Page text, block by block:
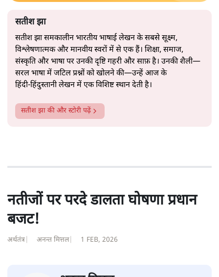
सतीश झा
सतीश झा समकालीन भारतीय भाषाई लेखन के सबसे सूक्ष्म,
विश्लेषणात्मक और मानवीय स्वरों में से एक हैं। शिक्षा, समाज,
संस्कृति और भाषा पर उनकी दृष्टि गहरी और साफ़ है। उनकी शैली—
सरल भाषा में जटिल प्रश्नों को खोलने की—उन्हें आज के
हिंदी‑हिंदुस्तानी लेखन में एक विशिष्ट स्थान देती है।
सतीश झा की और स्टोरी पढ़ें
नतीजों पर परदे डालता घोषणा प्रधान
बजट!
अर्थतंत्र अनन्त मित्तल| 1 FEB, 2026